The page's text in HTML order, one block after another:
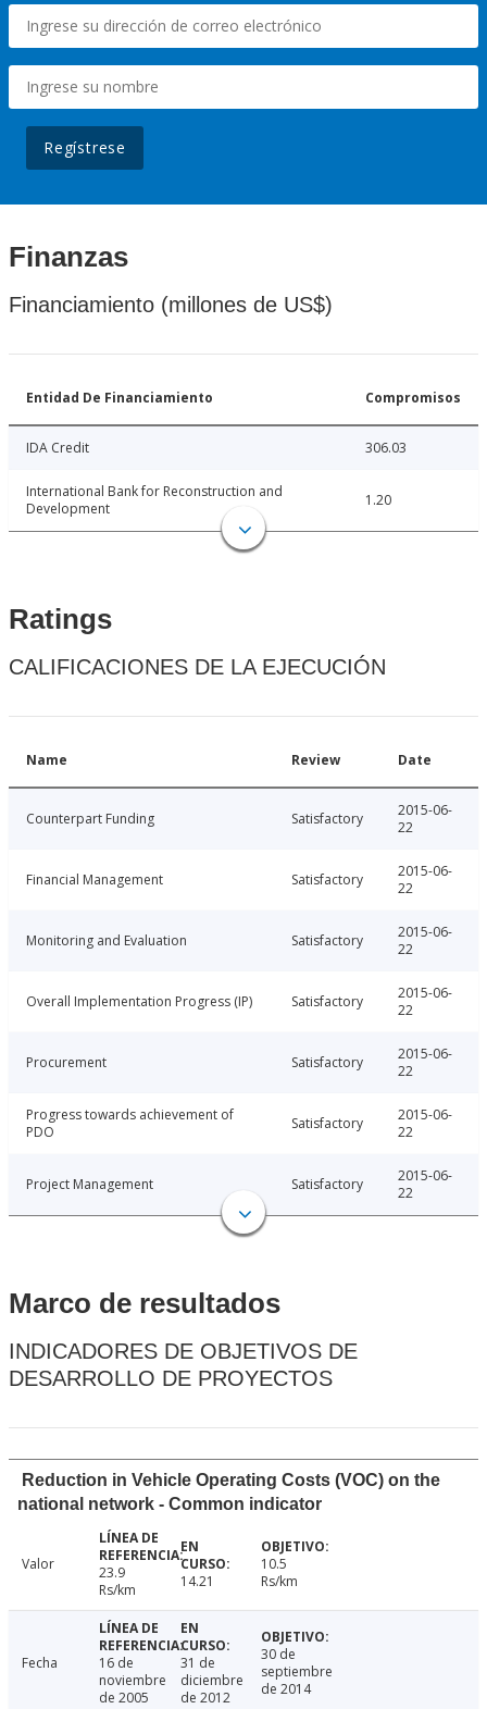
Regístrese
Finanzas
Financiamiento (millones de US$)
Entidad De Financiamiento Compromisos
IDA Credit 306.03
International Bank for Reconstruction and
Development
1.20
Ratings
CALIFICACIONES DE LA EJECUCIÓN
Name Review Date
Counterpart Funding Satisfactory
2015-06-
22
Financial Management Satisfactory
2015-06-
22
Monitoring and Evaluation Satisfactory
2015-06-
22
Overall Implementation Progress (IP) Satisfactory
2015-06-
22
Procurement Satisfactory
2015-06-
22
Progress towards achievement of
PDO
Satisfactory
2015-06-
22
Project Management Satisfactory
2015-06-
22
Marco de resultados
INDICADORES DE OBJETIVOS DE
DESARROLLO DE PROYECTOS
Reduction in Vehicle Operating Costs (VOC) on the
national network - Common indicator
Valor
23.9
Rs/km
14.21
10.5
Rs/km
Fecha
16 de
noviembre
de 2005
31 de
diciembre
de 2012
30 de
septiembre
de 2014